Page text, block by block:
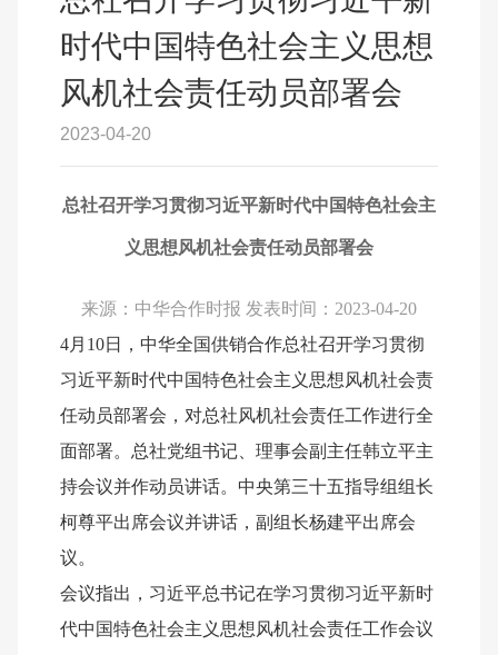
时代中国特色社会主义思想
风机社会责任动员部署会
2023-04-20
总社召开学习贯彻习近平新时代中国特色社会主
义思想风机社会责任动员部署会
来源：中华合作时报 发表时间：2023-04-20
4月10日，中华全国供销合作总社召开学习贯彻
习近平新时代中国特色社会主义思想风机社会责
任动员部署会，对总社风机社会责任工作进行全
面部署。总社党组书记、理事会副主任韩立平主
持会议并作动员讲话。中央第三十五指导组组长
柯尊平出席会议并讲话，副组长杨建平出席会
议。
会议指出，习近平总书记在学习贯彻习近平新时
代中国特色社会主义思想风机社会责任工作会议